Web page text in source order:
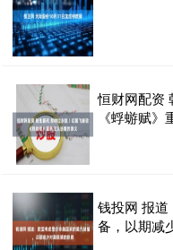
恒财网配资
《蜉蝣赋
钱投网 报
备，以期减